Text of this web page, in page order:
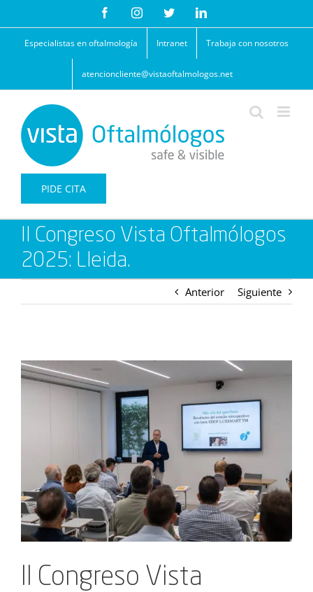
contenido
FacebookInstagramTwitterLinkedIn
Especialistas en oftalmología Intranet Trabaja con nosotros
atencioncliente@vistaoftalmologos.net
PIDE CITA
II Congreso Vista Oftalmólogos
2025: Lleida.
Anterior Siguiente
Ver
imagen
II Congreso Vista